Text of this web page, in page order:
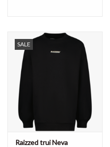
SALE
Raizzed trui Neva